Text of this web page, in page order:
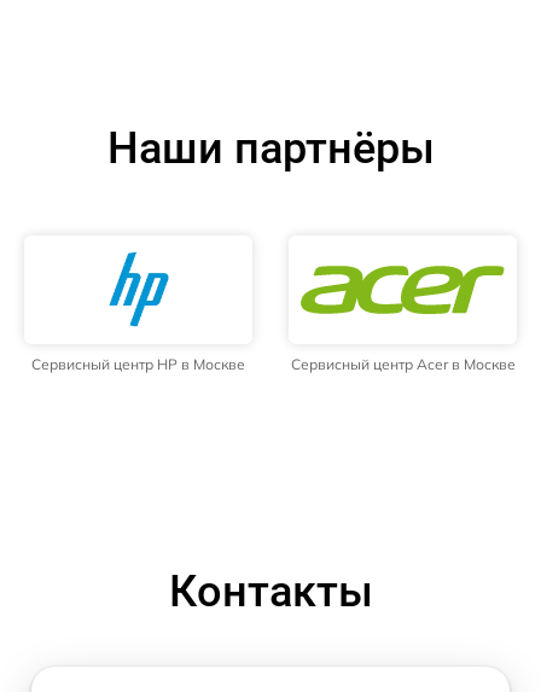
Наши партнёры
Сервисный центр HP в Москве Сервисный центр Acer в Москве
Контакты